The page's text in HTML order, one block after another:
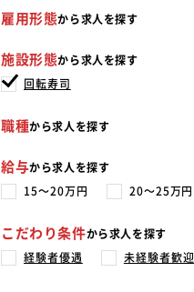
雇用形態から求人を探す
施設形態から求人を探す
回転寿司
職種から求人を探す
給与から求人を探す
15〜20万円 20〜25万円
こだわり条件から求人を探す
経験者優遇 未経験者歓迎